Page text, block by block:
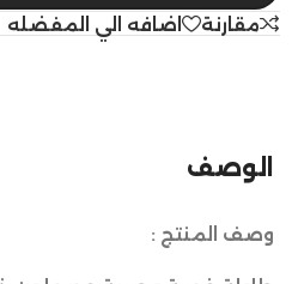
مقارنة اضافه الي المفضله
الوصف
وصف المنتج :